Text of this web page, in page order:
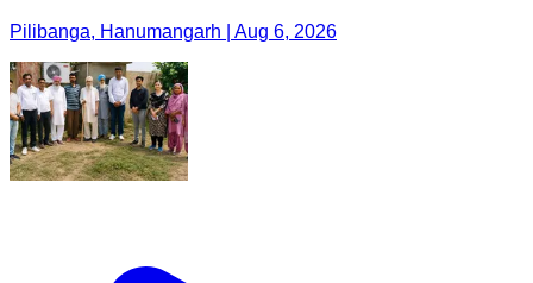
Pilibanga, Hanumangarh | Aug 6, 2026